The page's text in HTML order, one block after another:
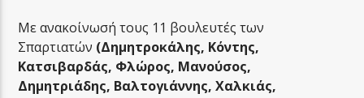
Με ανακοίνωσή τους 11 βουλευτές των
Σπαρτιατών (Δημητροκάλης, Κόντης,
Κατσιβαρδάς, Φλώρος, Μανούσος,
Δημητριάδης, Βαλτογιάννης, Χαλκιάς,